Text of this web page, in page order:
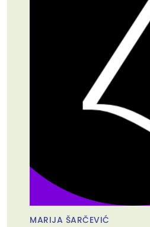
MARIJA ŠARČEVIĆ